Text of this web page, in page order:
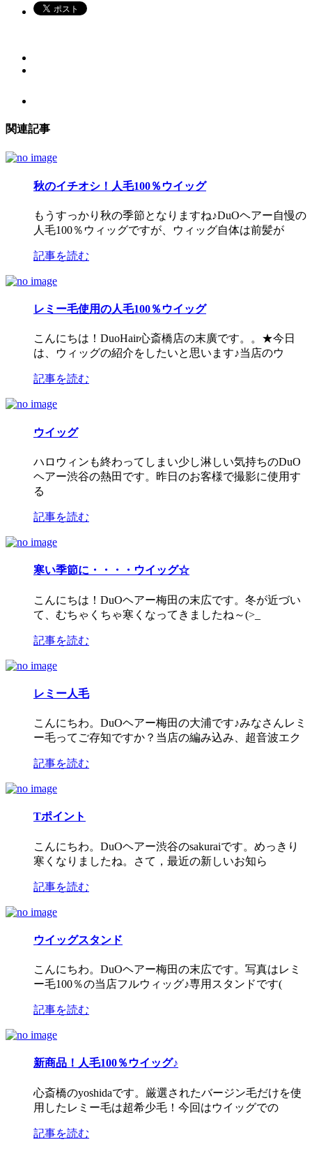
関連記事
秋のイチオシ！人毛100％ウイッグ
もうすっかり秋の季節となりますね♪DuOヘアー自慢の
人毛100％ウィッグですが、ウィッグ自体は前髪が
記事を読む
レミー毛使用の人毛100％ウイッグ
こんにちは！DuoHair心斎橋店の末廣です。。★今日
は、ウィッグの紹介をしたいと思います♪当店のウ
記事を読む
ウイッグ
ハロウィンも終わってしまい少し淋しい気持ちのDuO
ヘアー渋谷の熱田です。昨日のお客様で撮影に使用す
る
記事を読む
寒い季節に・・・・ウイッグ☆
こんにちは！DuOヘアー梅田の末広です。冬が近づい
て、むちゃくちゃ寒くなってきましたね～(>_
記事を読む
レミー人毛
こんにちわ。DuOヘアー梅田の大浦です♪みなさんレミ
ー毛ってご存知ですか？当店の編み込み、超音波エク
記事を読む
Tポイント
こんにちわ。DuOヘアー渋谷のsakuraiです。めっきり
寒くなりましたね。さて，最近の新しいお知ら
記事を読む
ウイッグスタンド
こんにちわ。DuOヘアー梅田の末広です。写真はレミ
ー毛100％の当店フルウィッグ♪専用スタンドです(
記事を読む
新商品！人毛100％ウイッグ♪
心斎橋のyoshidaです。厳選されたバージン毛だけを使
用したレミー毛は超希少毛！今回はウイッグでの
記事を読む